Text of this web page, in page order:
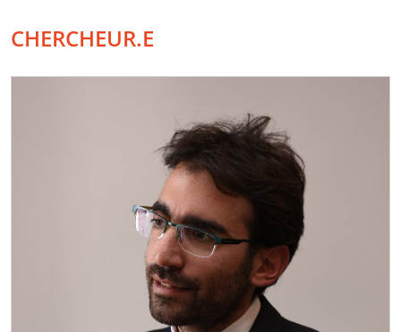
CHERCHEUR.E